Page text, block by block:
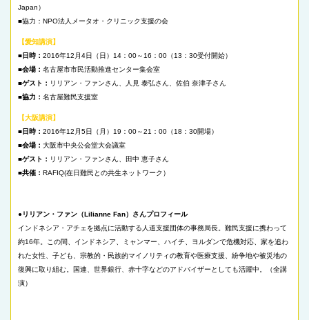
Japan）
■協力：NPO法人メータオ・クリニック支援の会
【愛知講演】
■日時： 2016年12月4日（日）14：00～16：00（13：30受付開始）
■会場： 名古屋市市民活動推進センター集会室
■ゲスト： リリアン・ファンさん、人見 泰弘さん、佐伯 奈津子さん
■協力： 名古屋難民支援室
【大阪講演】
■日時： 2016年12月5日（月）19：00～21：00（18：30開場）
■会場： 大阪市中央公会堂大会議室
■ゲスト： リリアン・ファンさん、田中 恵子さん
■共催： RAFIQ(在日難民との共生ネットワーク）
●リリアン・ファン（Lilianne Fan）さんプロフィール
インドネシア・アチェを拠点に活動する人道支援団体の事務局長。難民支援に携わって
約16年。この間、インドネシア、ミャンマー、ハイチ、ヨルダンで危機対応、家を追わ
れた女性、子ども、宗教的・民族的マイノリティの教育や医療支援、紛争地や被災地の
復興に取り組む。国連、世界銀行、赤十字などのアドバイザーとしても活躍中。（全講
演）